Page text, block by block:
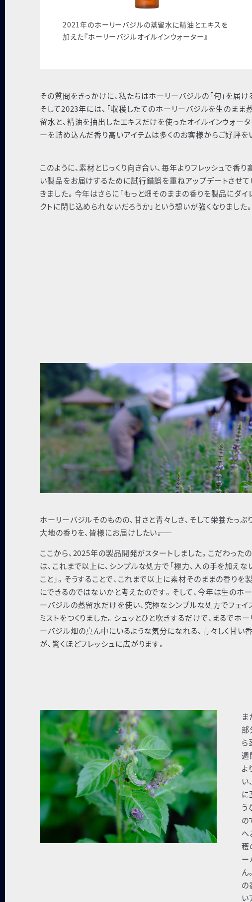
2021年のホーリーバジルの蒸留水に精油とエキスを
加えた『ホーリーバジルオイルインウォーター』
その質問をきっかけに、私たちはホーリーバジルの「旬」を届け
そして2023年には、「収穫したてのホーリーバジルを生のま
留水と、精油を抽出したエキスだけを使ったオイルインウォ
ーを詰め込んだ香り高いアイテムは多くのお客様からご好評を
このように、素材とじっくり向き合い、毎年よりフレッシュで香り
い製品をお届けするために試行錯誤を重ねアップデートさせて
きました。今年はさらに「もっと畑そのままの香りを製品にダイ
クトに閉じ込められないだろうか」という想いが強くなりました。
ホーリーバジルそのものの、甘さと青々しさ、そして栄養たっぷ
大地の香りを、皆様にお届けしたい――。
ここから、2025年の製品開発がスタートしました。こだわったの
は、これまで以上に、シンプルな処方で「極力、人の手を加えな
こと」。そうすることで、これまで以上に素材そのままの香りを
にできるのではないかと考えたのです。そして、今年は生のホ
ーバジルの蒸留水だけを使い、究極なシンプルな処方でフェイ
ミストをつくりました。シュッとひと吹きするだけで、まるでホー
ーバジル畑の真ん中にいるような気分になれる、青々しく甘い
が、驚くほどフレッシュに広がります。
ま
部
ら
週
よ
い
に
う
の
へ
穫
ー
ん
の
い